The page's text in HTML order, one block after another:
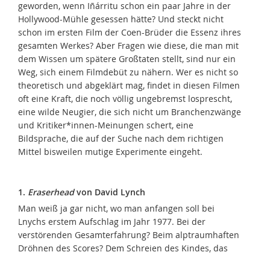
geworden, wenn Iñárritu schon ein paar Jahre in der
Hollywood-Mühle gesessen hätte? Und steckt nicht
schon im ersten Film der Coen-Brüder die Essenz ihres
gesamten Werkes? Aber Fragen wie diese, die man mit
dem Wissen um spätere Großtaten stellt, sind nur ein
Weg, sich einem Filmdebüt zu nähern. Wer es nicht so
theoretisch und abgeklärt mag, findet in diesen Filmen
oft eine Kraft, die noch völlig ungebremst losprescht,
eine wilde Neugier, die sich nicht um Branchenzwänge
und Kritiker*innen-Meinungen schert, eine
Bildsprache, die auf der Suche nach dem richtigen
Mittel bisweilen mutige Experimente eingeht.
1. Eraserheadvon David Lynch
Man weiß ja gar nicht, wo man anfangen soll bei
Lnychs erstem Aufschlag im Jahr 1977. Bei der
verstörenden Gesamterfahrung? Beim alptraumhaften
Dröhnen des Scores? Dem Schreien des Kindes, das